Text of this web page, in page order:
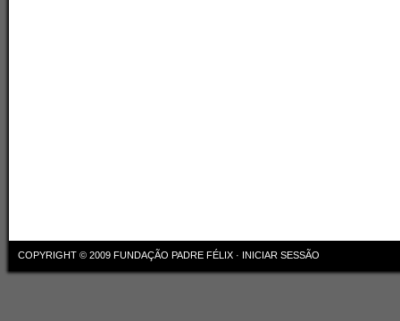
COPYRIGHT © 2009 FUNDAÇÃO PADRE FÉLIX · INICIAR SESSÃO